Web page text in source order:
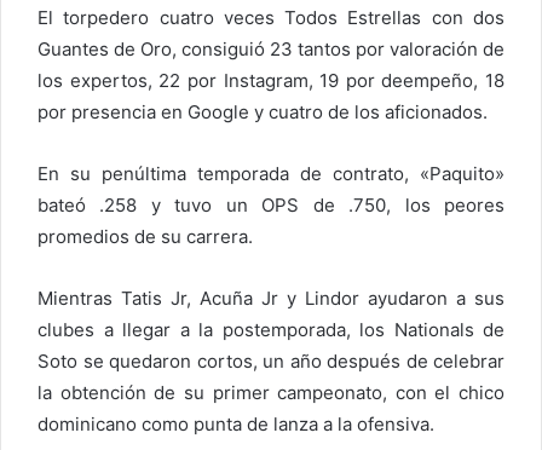
El torpedero cuatro veces Todos Estrellas con dos
Guantes de Oro, consiguió 23 tantos por valoración de
los expertos, 22 por Instagram, 19 por deempeño, 18
por presencia en Google y cuatro de los aficionados.
En su penúltima temporada de contrato, «Paquito»
bateó .258 y tuvo un OPS de .750, los peores
promedios de su carrera.
Mientras Tatis Jr, Acuña Jr y Lindor ayudaron a sus
clubes a llegar a la postemporada, los Nationals de
Soto se quedaron cortos, un año después de celebrar
la obtención de su primer campeonato, con el chico
dominicano como punta de lanza a la ofensiva.